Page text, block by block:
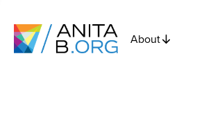
About